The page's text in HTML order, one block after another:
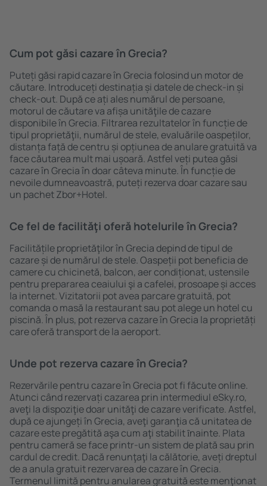
Cum pot găsi cazare în Grecia?
Puteți găsi rapid cazare în Grecia folosind un motor de
căutare. Introduceți destinația și datele de check-in și
check-out. După ce ați ales numărul de persoane,
motorul de căutare va afișa unităţile de cazare
disponibile în Grecia. Filtrarea rezultatelor în funcție de
tipul proprietăţii, numărul de stele, evaluările oaspeților,
distanța față de centru și opțiunea de anulare gratuită va
face căutarea mult mai ușoară. Astfel veți putea găsi
cazare în Grecia în doar câteva minute. În funcție de
nevoile dumneavoastră, puteți rezerva doar cazare sau
un pachet Zbor+Hotel.
Ce fel de facilităţi oferă hotelurile în Grecia?
Facilitățile proprietăţilor în Grecia depind de tipul de
cazare și de numărul de stele. Oaspeții pot beneficia de
camere cu chicinetă, balcon, aer condiționat, ustensile
pentru prepararea ceaiului şi a cafelei, prosoape și acces
la internet. Vizitatorii pot avea parcare gratuită, pot
comanda o masă la restaurant sau pot alege un hotel cu
piscină. În plus, pot rezerva cazare în Grecia la proprietăți
care oferă transport de la aeroport.
Unde pot rezerva cazare în Grecia?
Rezervările pentru cazare în Grecia pot fi făcute online.
Atunci când rezervați cazarea prin intermediul eSky.ro,
aveţi la dispoziţie doar unităţi de cazare verificate. Astfel,
după ce ajungeți în Grecia, aveţi garanţia că unitatea de
cazare este pregătită aşa cum aţi stabilit ȋnainte. Plata
pentru cameră se face printr-un sistem de plată sau prin
cardul de credit. Dacă renunţaţi la călătorie, aveți dreptul
de a anula gratuit rezervarea de cazare în Grecia.
Termenul limită pentru anularea gratuită este menţionat